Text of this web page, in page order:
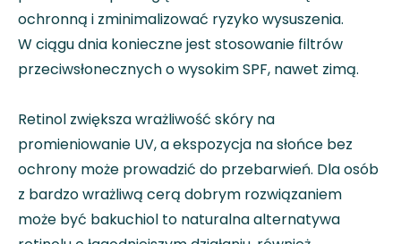
ochronną i zminimalizować ryzyko wysuszenia.
W ciągu dnia konieczne jest stosowanie filtrów
przeciwsłonecznych o wysokim SPF, nawet zimą.
Retinol zwiększa wrażliwość skóry na
promieniowanie UV, a ekspozycja na słońce bez
ochrony może prowadzić do przebarwień. Dla osób
z bardzo wrażliwą cerą dobrym rozwiązaniem
może być bakuchiol to naturalna alternatywa